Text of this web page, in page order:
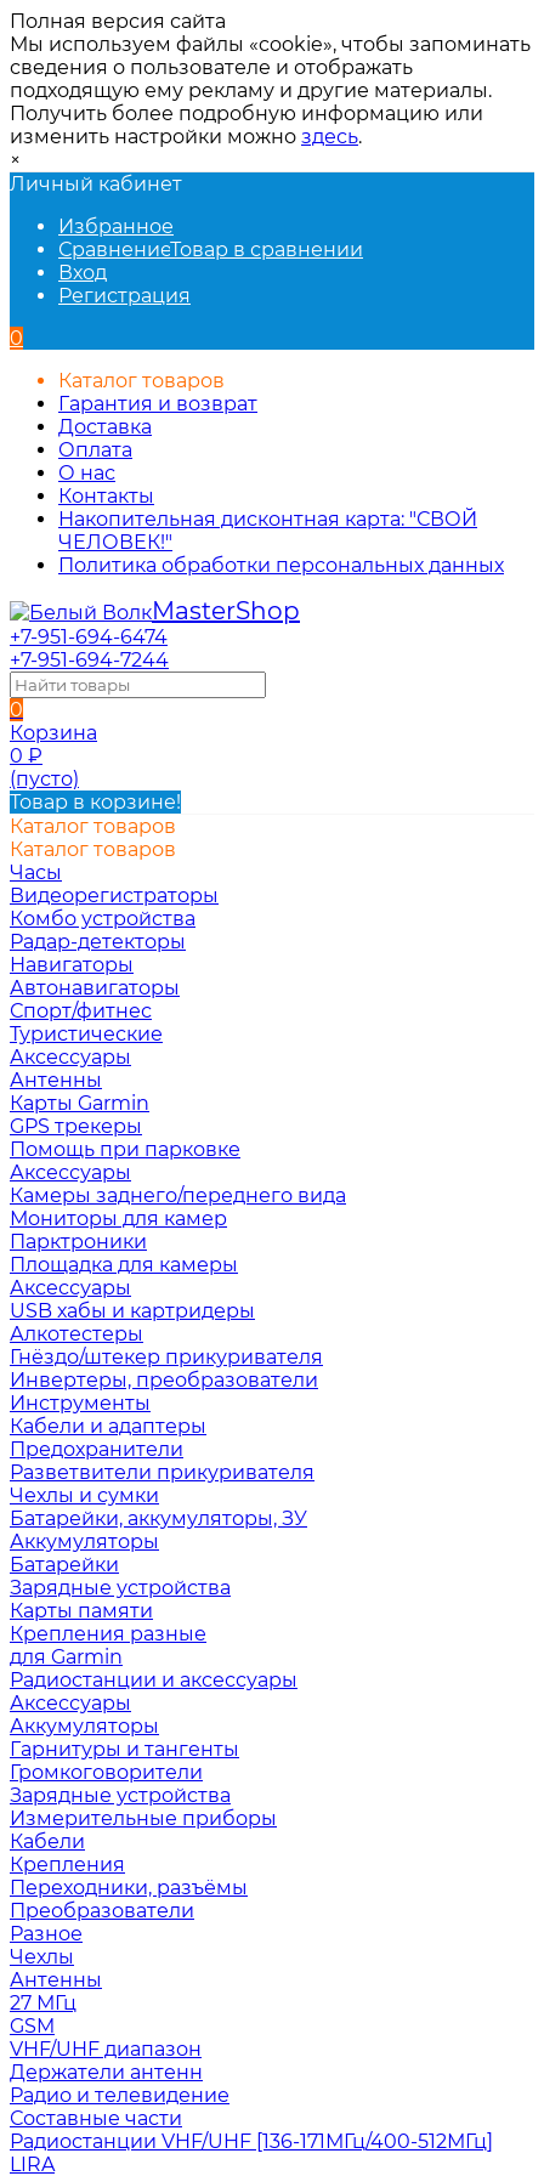
Полная версия сайта
Мы используем файлы «cookie», чтобы запоминать
сведения о пользователе и отображать
подходящую ему рекламу и другие материалы.
Получить более подробную информацию или
изменить настройки можно здесь.
×
Личный кабинет
Избранное
СравнениеТовар в сравнении
Вход
Регистрация
0
Каталог товаров
Гарантия и возврат
Доставка
Оплата
О нас
Контакты
Накопительная дисконтная карта: "СВОЙ
ЧЕЛОВЕК!"
Политика обработки персональных данных
MasterShop
+7-951-694-6474
+7-951-694-7244
0
Корзина
0 ₽
(пусто)
Товар в корзине!
Каталог товаров
Каталог товаров
Часы
Видеорегистраторы
Комбо устройства
Радар-детекторы
Навигаторы
Автонавигаторы
Спорт/фитнес
Туристические
Аксессуары
Антенны
Карты Garmin
GPS трекеры
Помощь при парковке
Аксессуары
Камеры заднего/переднего вида
Мониторы для камер
Парктроники
Площадка для камеры
Аксессуары
USB хабы и картридеры
Алкотестеры
Гнёздо/штекер прикуривателя
Инвертеры, преобразователи
Инструменты
Кабели и адаптеры
Предохранители
Разветвители прикуривателя
Чехлы и сумки
Батарейки, аккумуляторы, ЗУ
Аккумуляторы
Батарейки
Зарядные устройства
Карты памяти
Крепления разные
для Garmin
Радиостанции и аксессуары
Аксессуары
Аккумуляторы
Гарнитуры и тангенты
Громкоговорители
Зарядные устройства
Измерительные приборы
Кабели
Крепления
Переходники, разъёмы
Преобразователи
Разное
Чехлы
Антенны
27 МГц
GSM
VHF/UHF диапазон
Держатели антенн
Радио и телевидение
Составные части
Радиостанции VHF/UHF [136-171МГц/400-512МГц]
LIRA